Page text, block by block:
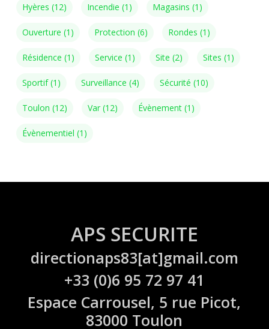
Hyères (12) Incendie (1) Magasins (1)
Ouverture (1) Protection (6) Rondes (1)
Résidence (1) Service (1) Site (2) Sites (1)
Sportif(1) Surveillance (4) Sécurité (10)
Toulon (12) Var(12) Évènement(1)
Évènementiel (1)
APS SECURITE
directionaps83[at]gmail.com
+33 (0)6 95 72 97 41
Espace Carrousel, 5 rue Picot,
83000 Toulon